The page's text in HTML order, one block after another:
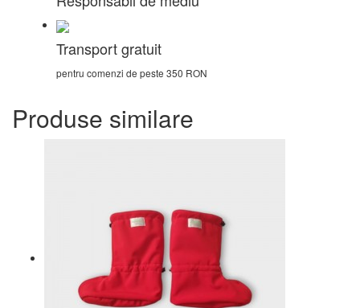
Transport gratuit
pentru comenzi de peste 350 RON
Produse similare